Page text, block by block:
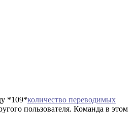
*109*количество переводимых
пользователя. Команда в этом